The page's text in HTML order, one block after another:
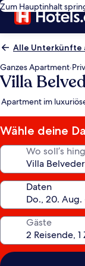
Zum Hauptinhalt
Alle Unterkünfte
Ganzes Apartment·
Villa
Apartment im
Wähle deine
Wo soll’s
Daten
Gäste